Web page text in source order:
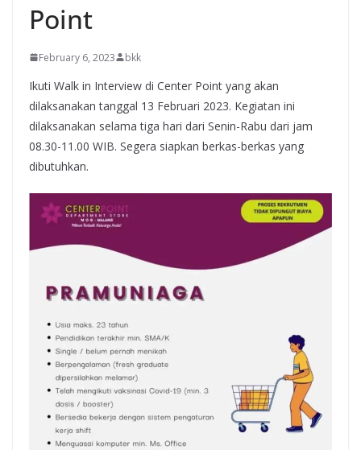
Point
February 6, 2023 bkk
Ikuti Walk in Interview di Center Point yang akan
dilaksanakan tanggal 13 Februari 2023. Kegiatan ini
dilaksanakan selama tiga hari dari Senin-Rabu dari jam
08.30-11.00 WIB. Segera siapkan berkas-berkas yang
dibutuhkan.